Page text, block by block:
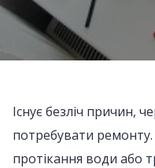
Існує безліч причин,
потребувати
протікання води або